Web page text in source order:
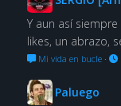
Y aun así
likes, un abrazo,
Mi vida en bucle·
Paluego